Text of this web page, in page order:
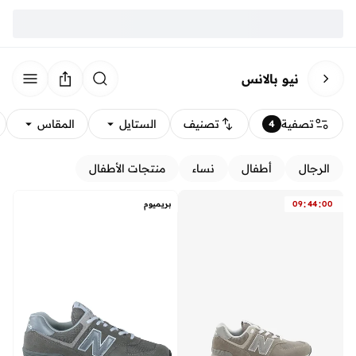
نيو بالانس
تصفية 4 تصنيف الستايل المقاس
الرجال أطفال نساء منتجات الأطفال
09:44:00 بريميوم